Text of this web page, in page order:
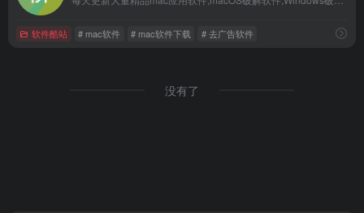
软件酷站 # mac软件 # mac软件下载 # 去广告软件
没有了